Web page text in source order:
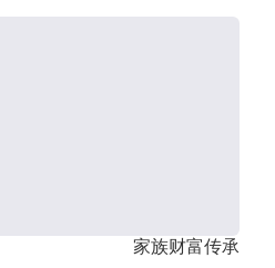
家族财富传承